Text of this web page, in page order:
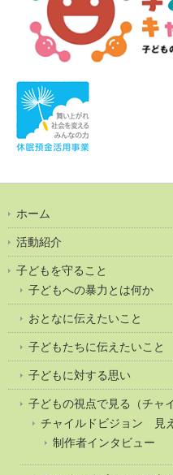
ホーム
活動紹介
子どもを守ること
子どもへの暴力とは何か
おとなに伝えたいこと
子どもたちに伝えたいこと
子どもに対する思い
子どもの視点で見る（チャ
チャイルドビジョン 見
制作者インタビュー